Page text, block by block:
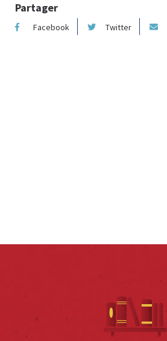
Partager
Facebook Twitter